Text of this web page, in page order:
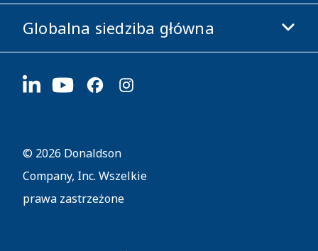
Etyka i zgodność z przepisami
Kariera
Inwestorzy
Dostawcy
Zrównoważony rozwój
Globalna siedziba główna
1400 W 94th Street
© 2026 Donaldson
Company, Inc. Wszelkie
prawa zastrzeżone